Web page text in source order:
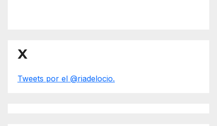
X
Tweets por el @riadelocio.